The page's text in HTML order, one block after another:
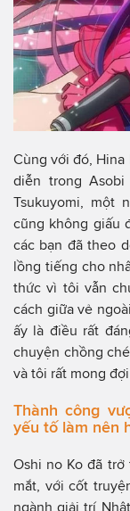
Cùng với đó, Hina
diễn trong Asobi
Tsukuyomi, một
cũng không giấu
các bạn đã theo
lồng tiếng cho
thức vì tôi vẫn
cách giữa vẻ
ấy là điều rất
chuyện chồng
và tôi rất mong
Thành công
yếu tố làm nên
Oshi no Ko đã
mắt, với cốt
ngành giải trí